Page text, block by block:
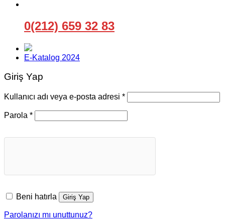
0(212) 659 32 83
E-Katalog 2024
Giriş Yap
Kullanıcı adı veya e-posta adresi *Gerekli
Parola *Gerekli
Beni hatırla Giriş Yap
Parolanızı mı unuttunuz?